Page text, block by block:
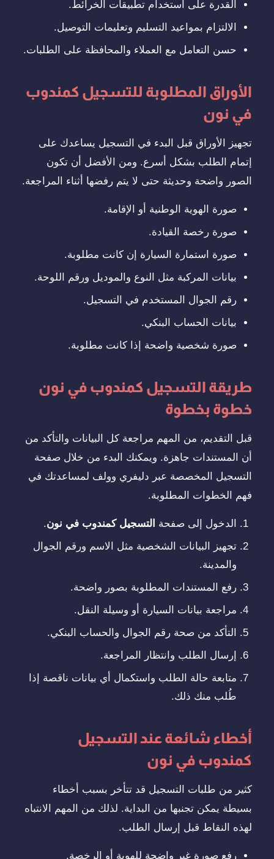
القدرة على استخدام تطبيقات الخرائط.
الالتزام بمواعيد التسليم وتعليمات التوصيل.
حسن التعامل مع العملاء والمحافظة على الطلبات.
الأوراق المطلوبة للتسجيل كمندوب
في نون
تجهيز الأوراق قبل البدء في التسجيل يساعدك على
إتمام الطلب بشكل أسرع. ومن الأفضل أن تكون
الصور واضحة وحديثة حتى لا يتم رفضها أثناء المراجعة.
صورة الهوية الوطنية أو الإقامة.
صورة رخصة القيادة.
صورة استمارة السيارة إن كانت مطلوبة.
بيانات المركبة مثل النوع والموديل ورقم اللوحة.
رقم الجوال المستخدم في التسجيل.
بيانات الحساب البنكي.
صورة شخصية واضحة إذا كانت مطلوبة.
طريقة التسجيل كمندوب في نون
خطوة بخطوة
قبل التقديم، من المهم مراجعة كل البيانات والتأكد من
أن المستندات جاهزة. ويمكنك البدء من خلال صفحة
التسجيل المخصصة عبر دليفري وولف لمساعدتك في
فهم الخطوات المطلوبة.
الدخول إلى صفحة التسجيل كمندوب في نون.
تجهيز البيانات الشخصية مثل الاسم ورقم الجوال
والمدينة.
رفع المستندات المطلوبة بصور واضحة.
مراجعة بيانات السيارة أو وسيلة النقل.
التأكد من صحة رقم الجوال والحساب البنكي.
إرسال الطلب وانتظار المراجعة.
متابعة حالة الطلب واستكمال أي بيانات ناقصة إذا
طُلب منك ذلك.
أخطاء شائعة عند التسجيل
كمندوب في نون
كثير من طلبات التسجيل قد تتأخر بسبب أخطاء
بسيطة يمكن تجنبها من البداية. لذلك من المهم الانتباه
لهذه النقاط قبل إرسال الطلب.
رفع صورة غير واضحة للهوية أو الرخصة.